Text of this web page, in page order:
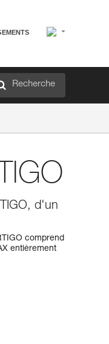
Recherche
d'un
comprend
entièrement